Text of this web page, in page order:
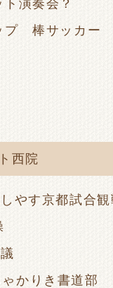
演奏会？
プ 棒サッカー
西院
やす京都試合観
かりき書道部